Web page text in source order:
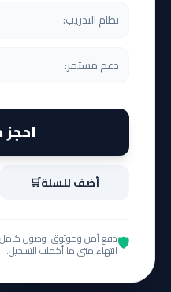
نظام التدريب:
دعم مستمر:
أضف للسلة🛒
🛡️دفع آمن وموثوق. وصول كامل
انتهاء متى ما أكملت التسجيل.